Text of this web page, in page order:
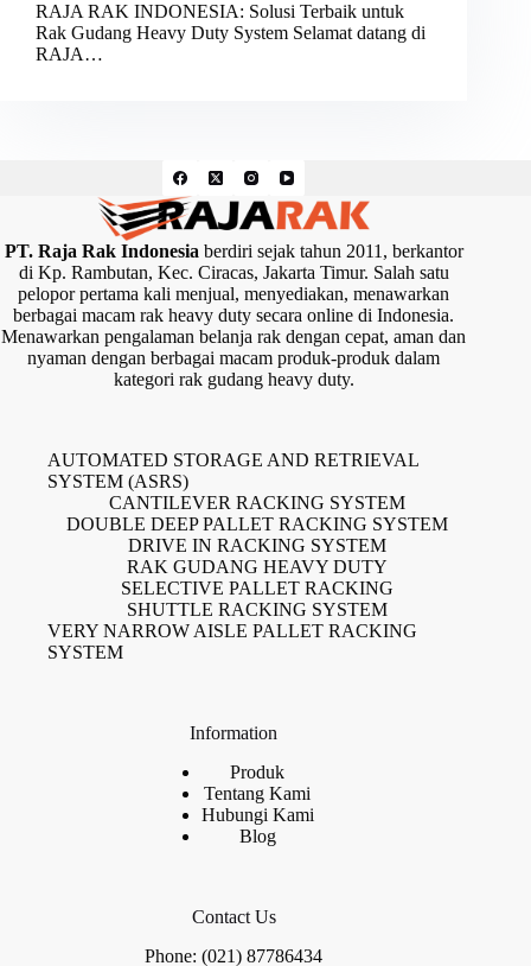
RAJA RAK INDONESIA: Solusi Terbaik untuk
Rak Gudang Heavy Duty System Selamat datang di
RAJA…
PT. Raja Rak Indonesiaberdiri sejak tahun 2011, berkantor
di Kp. Rambutan, Kec. Ciracas, Jakarta Timur. Salah satu
pelopor pertama kali menjual, menyediakan, menawarkan
berbagai macam rak heavy duty secara online di Indonesia.
Menawarkan pengalaman belanja rak dengan cepat, aman dan
nyaman dengan berbagai macam produk-produk dalam
kategori rak gudang heavy duty.
AUTOMATED STORAGE AND RETRIEVAL
SYSTEM (ASRS)
CANTILEVER RACKING SYSTEM
DOUBLE DEEP PALLET RACKING SYSTEM
DRIVE IN RACKING SYSTEM
RAK GUDANG HEAVY DUTY
SELECTIVE PALLET RACKING
SHUTTLE RACKING SYSTEM
VERY NARROW AISLE PALLET RACKING
SYSTEM
Information
Produk
Tentang Kami
Hubungi Kami
Blog
Contact Us
Phone: (021) 87786434